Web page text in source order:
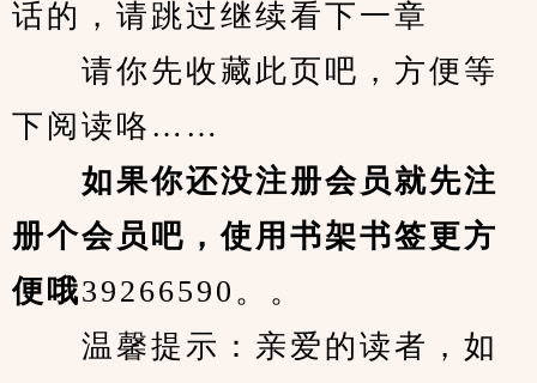
话的，请跳过继续看下一章
请你先收藏此页吧，方便等
下阅读咯……
如果你还没注册会员就先注
册个会员吧，使用书架书签更方
便哦39266590。。
温馨提示：亲爱的读者，如